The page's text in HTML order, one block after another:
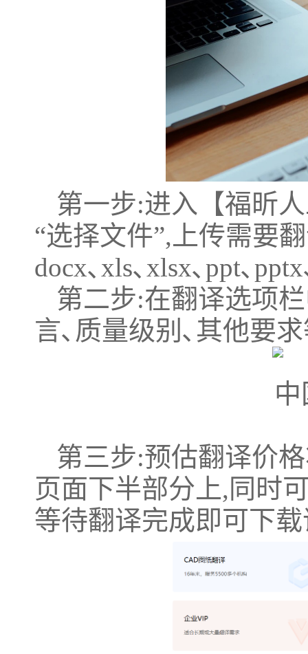
第一步:进入【福昕
“选择文件”,上传需要
docx､xls､xlsx､ppt､
第二步:在翻译选项
言､质量级别､其他要
第三步:预估翻译价
页面下半部分上,同时
等待翻译完成即可下